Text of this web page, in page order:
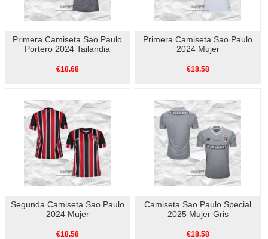
Primera Camiseta Sao Paulo
Portero 2024 Tailandia
€18.68
Primera Camiseta Sao Paulo
2024 Mujer
€18.58
Segunda Camiseta Sao Paulo
2024 Mujer
€18.58
Camiseta Sao Paulo Special
2025 Mujer Gris
€18.58